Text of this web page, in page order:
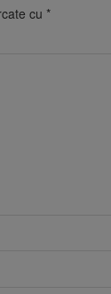
cu *